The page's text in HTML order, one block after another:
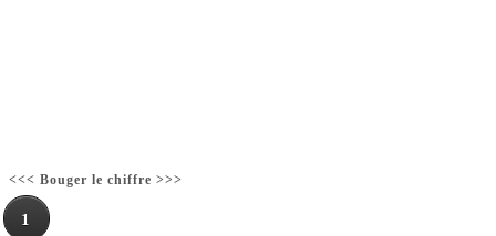
<<< Bouger le chiffre >>>
1